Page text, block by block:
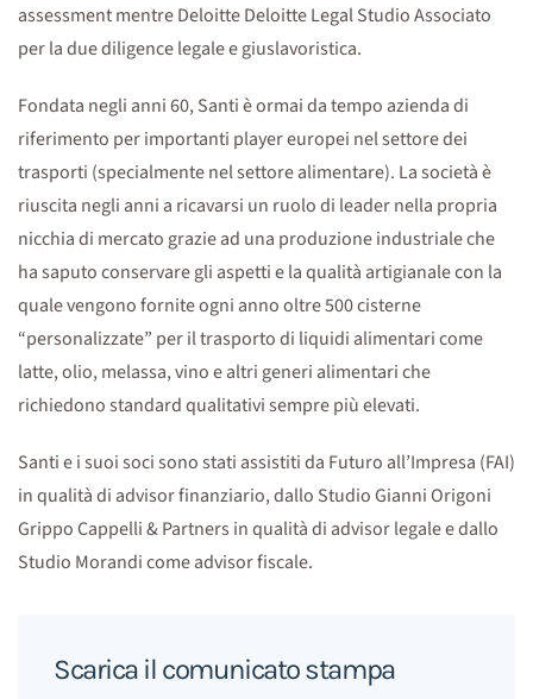
assessment mentre Deloitte Deloitte Legal Studio Associato
per la due diligence legale e giuslavoristica.
Fondata negli anni 60, Santi è ormai da tempo azienda di
riferimento per importanti player europei nel settore dei
trasporti (specialmente nel settore alimentare). La società è
riuscita negli anni a ricavarsi un ruolo di leader nella propria
nicchia di mercato grazie ad una produzione industriale che
ha saputo conservare gli aspetti e la qualità artigianale con la
quale vengono fornite ogni anno oltre 500 cisterne
“personalizzate” per il trasporto di liquidi alimentari come
latte, olio, melassa, vino e altri generi alimentari che
richiedono standard qualitativi sempre più elevati.
Santi e i suoi soci sono stati assistiti da Futuro all’Impresa (FAI)
in qualità di advisor finanziario, dallo Studio Gianni Origoni
Grippo Cappelli & Partners in qualità di advisor legale e dallo
Studio Morandi come advisor fiscale.
Scarica il comunicato stampa